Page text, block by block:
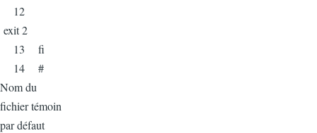
12
exit 2
13 fi
14 #
Nom du
fichier témoin
par défaut